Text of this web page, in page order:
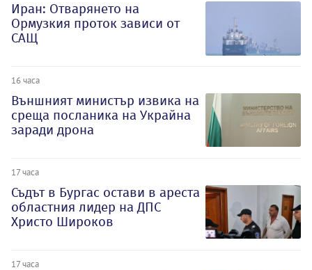
Иран: Отварянето на
Ормузкия проток зависи от
САЩ
16 часа
Външният министър извика на
среща посланика на Украйна
заради дрона
17 часа
Съдът в Бургас остави в ареста
областния лидер на ДПС
Христо Широков
17 часа